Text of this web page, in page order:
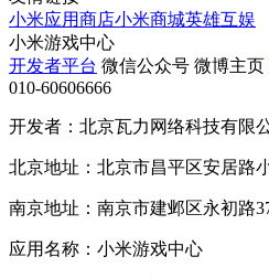
小米应用商店小米商城英雄互娱
小米游戏中心
开发者平台 微信公众号 微博主页
010-60606666
开发者：北京瓦力网络科技有限
北京地址：北京市昌平区安居路
南京地址：南京市建邺区永初路
应用名称：小米游戏中心